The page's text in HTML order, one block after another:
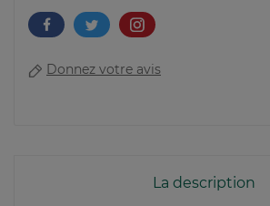
Donnez votre avis
La description